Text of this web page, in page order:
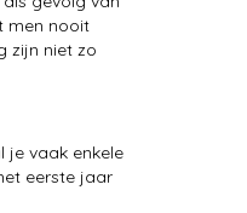
men nooit
zijn niet zo
je vaak enkele
eerste jaar